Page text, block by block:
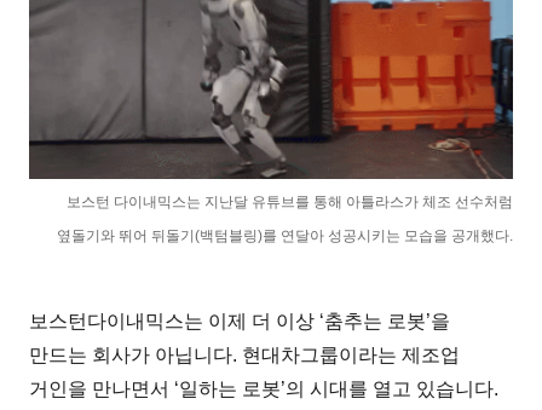
보스턴 다이내믹스는 지난달 유튜브를 통해 아틀라스가 체조 선수처럼
옆돌기와 뛰어 뒤돌기(백텀블링)를 연달아 성공시키는 모습을 공개했다.
보스턴다이내믹스는 이제 더 이상 ‘춤추는 로봇’을
만드는 회사가 아닙니다. 현대차그룹이라는 제조업
거인을 만나면서 ‘일하는 로봇’의 시대를 열고 있습니다.